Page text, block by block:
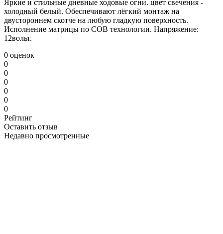
Яркие и стильные дневные ходовые огни. цвет свечения -
холодный белый. Обеспечивают лёгкий монтаж на
двустороннем скотче на любую гладкую поверхность.
Исполнение матрицы по COB технологии. Напряжение:
12вольт.
0 оценок
0
0
0
0
0
0
Рейтинг
Оставить отзыв
Недавно просмотренные